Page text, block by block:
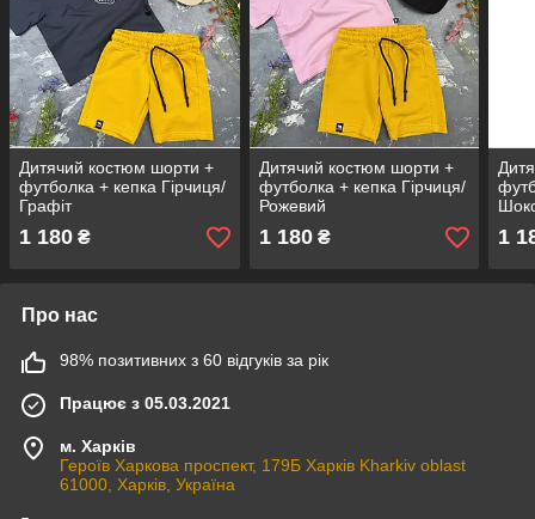
Дитячий костюм шорти +
футболка + кепка Гірчиця/
Графіт
1 180 ₴
Дитячий костюм шорти +
футболка + кепка Гірчиця/
Рожевий
1 180₴ 1
Про нас
98% позитивних з 60 відгуків за рік
Працює з 05.03.2021
м. Харків
Героїв Харкова проспект, 179Б Харків Kharkiv oblast
61000, Харків, Україна